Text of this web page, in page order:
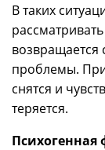
В таких
возвращается
проблемы.
снятся и
теряется.
Психогенная